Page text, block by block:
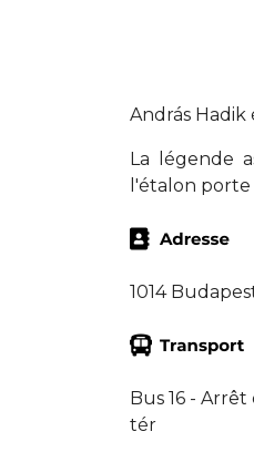
András
La légende
l'étalon
1014
Bus 16 -
tér